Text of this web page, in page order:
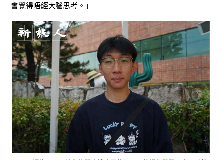
會覺得唔經大腦思考。」